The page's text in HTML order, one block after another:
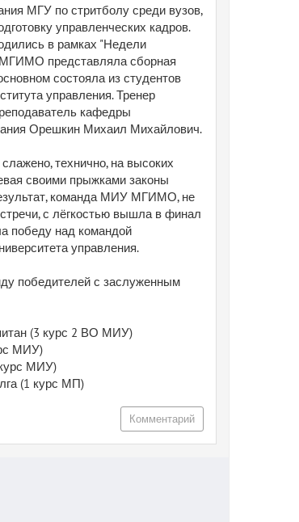
МГУ по стритболу среди вузов,
управленческих кадров.
в рамках "Недели
представляла сборная
состояла из студентов
управления. Тренер
кафедры
Орешкин Михаил Михайлович.
технично, на высоких
своими прыжками законы
команда МИУ МГИМО, не
с лёгкостью вышла в финал
победу над командой
управления.
победителей с заслуженным
(3 курс 2 ВО МИУ)
МИУ)
МИУ)
(1 курс МП)
Комментарий